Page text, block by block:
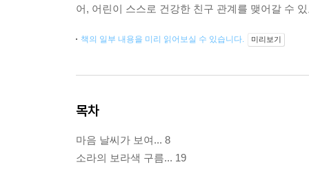
어, 어린이 스스로 건강한 친구 관계를 맺어갈 수
책의 일부 내용을 미리 읽어보실 수 있습니다. 미리보기
목차
마음 날씨가 보여... 8
소라의 보라색 구름... 19